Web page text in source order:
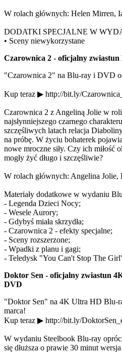
W rolach głównych: Helen Mirren,
DODATKI SPECJALNE W
• Sceny niewykorzystane
Czarownica 2 - oficjalny
"Czarownica 2" na Blu-ray i DVD
Kup teraz ▶ http://bit.ly/
Czarownica 2 z Angeliną Jolie w
najsłynniejszego czarnego
szczęśliwych latach relacja
na próbę. W życiu bohaterek
nowe mroczne siły. Czy ich miłość
mogły żyć długo i szczęśliwie?
W rolach głównych: Angelina
Materiały dodatkowe w wydaniu
- Legenda Dzieci Nocy;
- Wesele Aurory;
- Gdybyś miała skrzydła;
- Czarownica 2 - efekty specjalne;
- Sceny rozszerzone;
- Wpadki z planu i gagi;
- Teledysk "You Can't Stop The
Doktor Sen - oficjalny zwiastun
DVD
"Doktor Sen" na 4K Ultra HD Blu-
marca!
Kup teraz ▶ http://bit.ly/
W wydaniu Steelbook Blu-ray
się dłuższa o prawie 30 minut